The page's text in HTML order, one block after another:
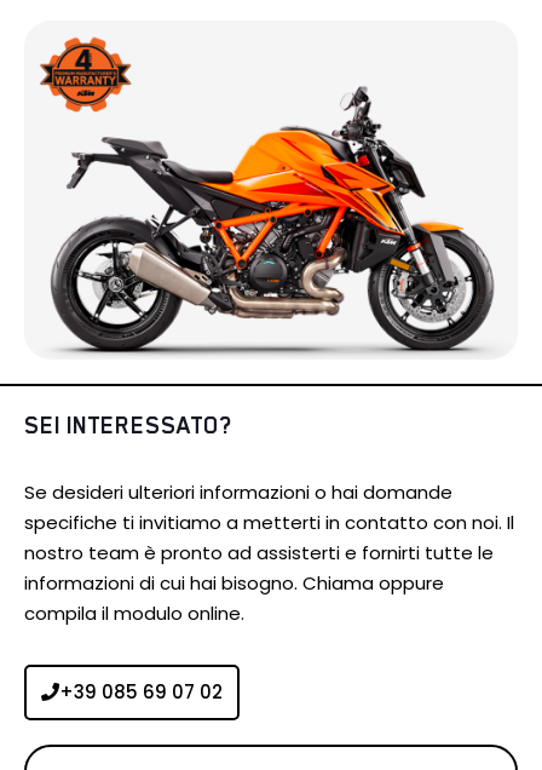
SEI INTERESSATO?
Se desideri ulteriori informazioni o hai domande
specifiche ti invitiamo a metterti in contatto con noi. Il
nostro team è pronto ad assisterti e fornirti tutte le
informazioni di cui hai bisogno. Chiama oppure
compila il modulo online.
+39 085 69 07 02